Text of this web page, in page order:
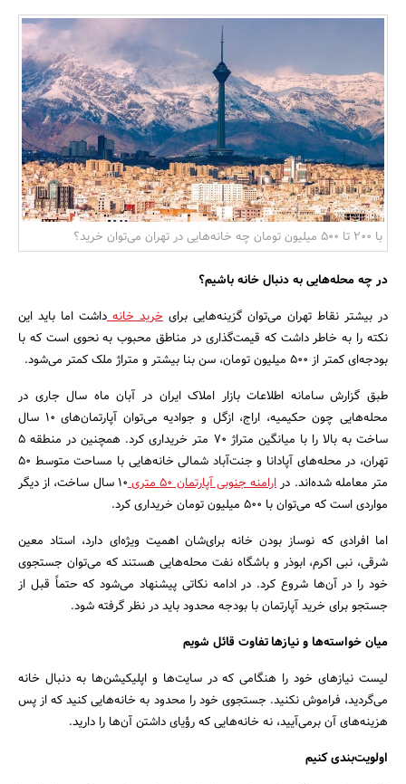
بانک، بیمه و سرمایه
مسکن و ساختمان
جستجو
با 200 تا 500 میلیون تومان چه خانه‌هایی در تهران می‌توان خرید؟
در چه محله‌هایی به دنبال خانه باشیم؟
در بیشتر نقاط تهران می‌توان گزینه‌هایی برای خرید خانهداشت اما باید این
نکته را به‌ خاطر داشت که قیمت‌گذاری در مناطق محبوب به نحوی است که با
بودجه‌ای کمتر از 500 میلیون تومان، سن بنا بیشتر و متراژ ملک کمتر می‌شود.
طبق گزارش سامانه اطلاعات بازار املاک ایران در آبان ماه سال جاری در
محله‌هایی چون حکیمیه، اراج، ازگل و جوادیه می‌توان آپارتمان‌های 10 سال
ساخت به بالا را با میانگین متراژ 70 متر خریداری کرد. همچنین در منطقه 5
تهران، در محله‌های آپادانا و جنت‌آباد شمالی خانه‌هایی با مساحت متوسط 50
متر معامله شده‌اند. درارامنه جنوبی آپارتمان 50 متری
10 سال ساخت، از دیگر
مواردی است که می‌توان با 500 میلیون تومان خریداری کرد.
اما افرادی که نوساز بودن خانه برای‌شان اهمیت ویژه‌ای دارد، استاد معین
شرقی، نبی اکرم، ابوذر و باشگاه نفت محله‌هایی هستند که می‌توان جستجوی
خود را در آن‌ها شروع کرد. در ادامه نکاتی پیشنهاد می‌شود که حتماً قبل از
جستجو برای خرید آپارتمان با بودجه محدود باید در نظر گرفته شود.
میان خواسته‌ها و نیازها تفاوت قائل شویم
لیست نیازهای خود را هنگامی که در سایت‌ها و اپلیکیشن‌ها به دنبال خانه
می‌گردید، فراموش نکنید. جستجوی خود را محدود به خانه‌هایی کنید که از پس
هزینه‌های آن برمی‌آیید، نه خانه‌هایی که رؤیای داشتن آن‌ها را دارید.
اولویت‌بندی کنیم